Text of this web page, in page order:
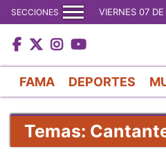
SECCIONES VIERNES 07
FAMA DEPORTES
Temas: